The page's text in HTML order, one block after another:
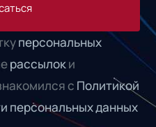
персональных
рассылоки
с Политикой
персональных данных